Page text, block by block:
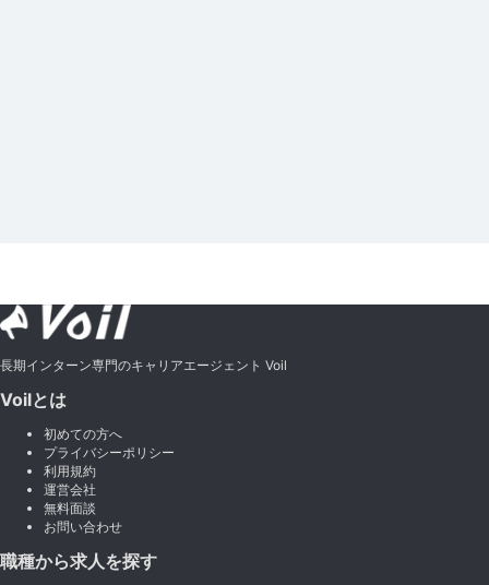
長期インターン専門のキャリアエージェント Voil
Voilとは
初めての方へ
プライバシーポリシー
利用規約
運営会社
無料面談
お問い合わせ
職種から求人を探す